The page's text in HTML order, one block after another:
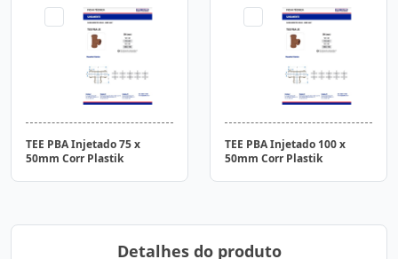
TEE PBA Injetado 75 x
50mm Corr Plastik
TEE PBA Injetado 100 x
50mm Corr Plastik
Detalhes do produto